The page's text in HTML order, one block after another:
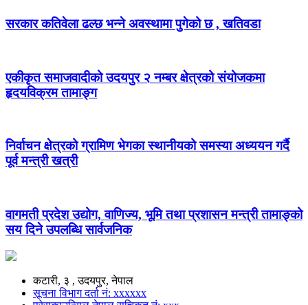
सरकार कतिवेला ढल्छ भन्ने अवस्थामा पुगेको छ , खतिवडा
एकीकृत समाजवादीको उदयपुर २ नम्बर क्षेत्रको संयोजकमा
हृदयविक्रम तामाङ्ग
निर्वाचन क्षेत्रको ग्रामिण भेगका स्थानीयको समस्या अध्ययन गर्दै
पूर्व मन्त्री खत्री
वागमती प्रदेश उद्योग, वाणिज्य, भूमि तथा प्रशासन मन्त्री तामाङ्को
सय दिने उपलब्धि सार्वजनिक
कटारी, ३ , उदयपुर, नेपाल
सूचना विभाग दर्ता नं: xxxxxx